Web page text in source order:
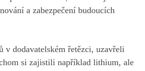
a zabezpečení budoucích
v dodavatelském řetězci, uzavřeli
si zajistili například lithium, ale